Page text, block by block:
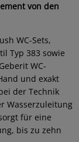
von den
WC-Sets,
Typ 383 sowie
WC-
und exakt
der Technik
Wasserzuleitung
für eine
bis zu zehn